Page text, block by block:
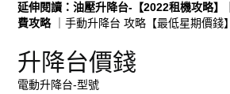
延伸閱讀：油壓升降台-【2022租機攻略】
費攻略
｜手動升降台 攻略【最低星期價錢】
升降台價錢
電動升降台-型號